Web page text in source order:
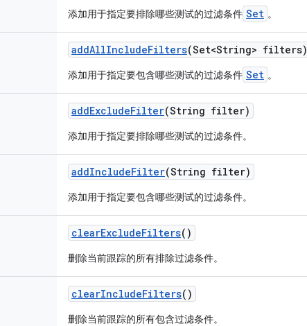
添加用于指定要排除哪些测试的过滤条件 Set 。
addAllIncludeFilters(Set<String> filters)
添加用于指定要包含哪些测试的过滤条件 Set 。
addExcludeFilter(String filter)
添加用于指定要排除哪些测试的过滤条件。
addIncludeFilter(String filter)
添加用于指定要包含哪些测试的过滤条件。
clearExcludeFilters()
删除当前跟踪的所有排除过滤条件。
clearIncludeFilters()
删除当前跟踪的所有包含过滤条件。